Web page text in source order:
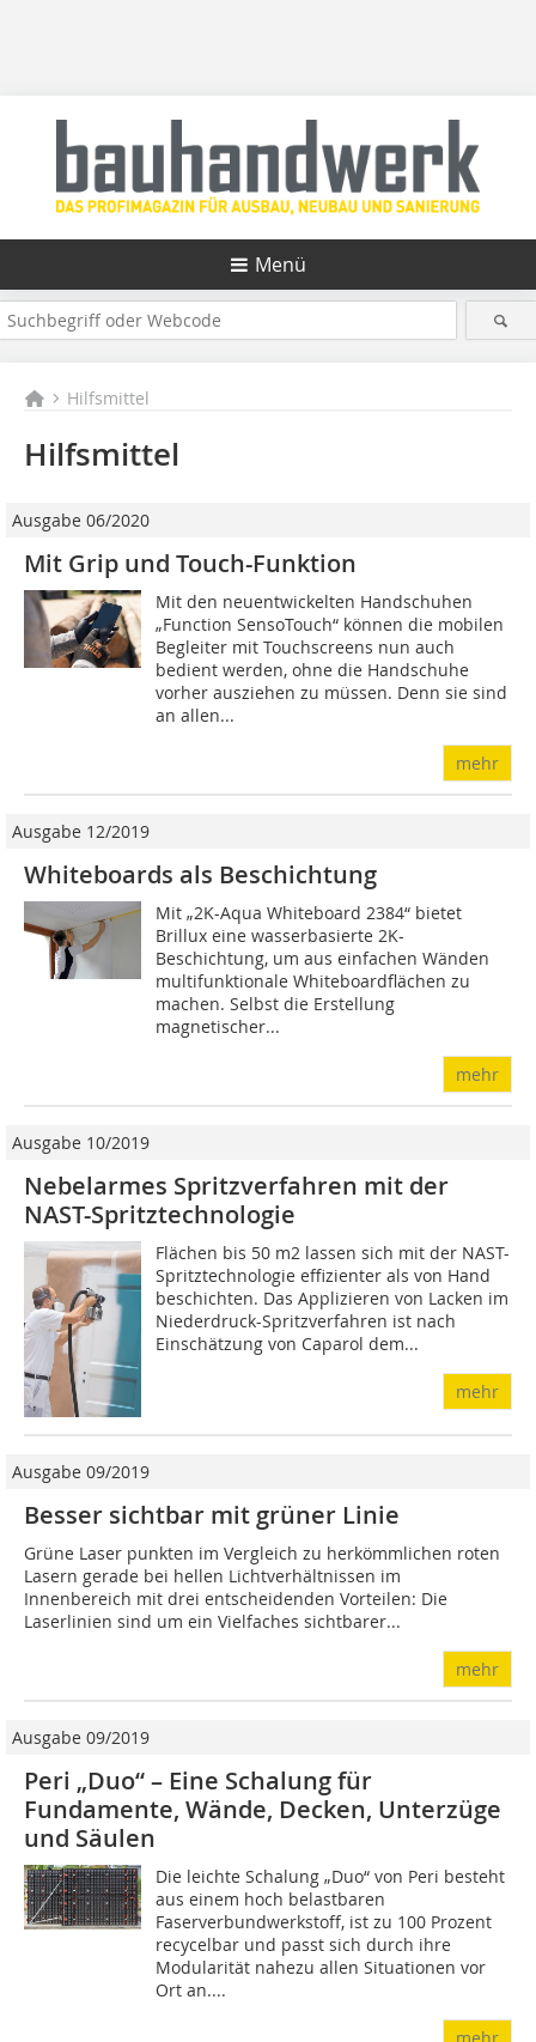
Menü
Hilfsmittel
Hilfsmittel
Ausgabe 06/2020
Mit Grip und Touch-Funktion
Mit den neuentwickelten Handschuhen
„Function SensoTouch“ können die mobilen
Begleiter mit Touchscreens nun auch
bedient werden, ohne die Handschuhe
vorher ausziehen zu müssen. Denn sie sind
an allen...
mehr
Ausgabe 12/2019
Whiteboards als Beschichtung
Mit „2K-Aqua Whiteboard 2384“ bietet
Brillux eine wasserbasierte 2K-
Beschichtung, um aus einfachen Wänden
multifunktionale Whiteboardflächen zu
machen. Selbst die Erstellung
magnetischer...
mehr
Ausgabe 10/2019
Nebelarmes Spritzverfahren mit der
NAST-Spritztechnologie
Flächen bis 50 m2 lassen sich mit der NAST-
Spritztechnologie effizienter als von Hand
beschichten. Das Applizieren von Lacken im
Niederdruck-Spritzverfahren ist nach
Einschätzung von Caparol dem...
mehr
Ausgabe 09/2019
Besser sichtbar mit grüner Linie
Grüne Laser punkten im Vergleich zu herkömmlichen roten
Lasern gerade bei hellen Lichtverhältnissen im
Innenbereich mit drei entscheidenden Vorteilen: Die
Laserlinien sind um ein Vielfaches sichtbarer...
mehr
Ausgabe 09/2019
Peri „Duo“ – Eine Schalung für
Fundamente, Wände, Decken, Unterzüge
und Säulen
Die leichte Schalung „Duo“ von Peri besteht
aus einem hoch belastbaren
Faserverbundwerkstoff, ist zu 100 Prozent
recycelbar und passt sich durch ihre
Modularität nahezu allen Situationen vor
Ort an....